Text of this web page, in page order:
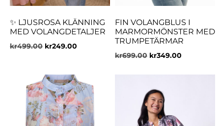
✨ LJUSROSA KLÄNNING
MED VOLANGDETALJER
kr499.00 kr249.00
FIN VOLANGBLUS I
MARMORMÖNSTER MED
TRUMPETÄRMAR
kr699.00 kr349.00